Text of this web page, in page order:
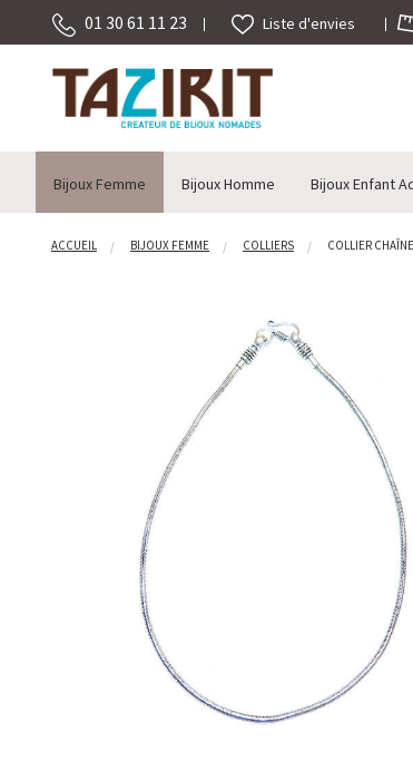
01 30 61 11 23 Liste d'envies
Bijoux Femme Bijoux Homme Bijoux Enfant
ACCUEIL BIJOUX FEMME COLLIERS COLLIER